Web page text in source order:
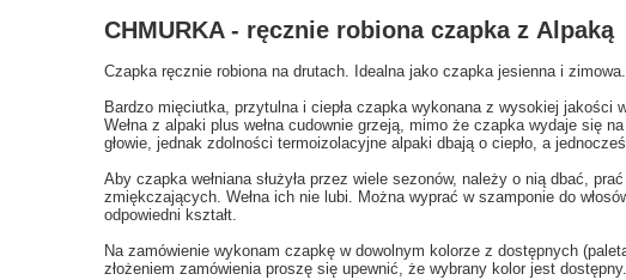
CHMURKA - ręcznie robiona czapka z Alpaką
Czapka ręcznie robiona na drutach. Idealna jako czapka jesienna i zimowa.
Bardzo mięciutka, przytulna i ciepła czapka wykonana z wysokiej jakości
Wełna z alpaki plus wełna cudownie grzeją, mimo że czapka wydaje się
głowie, jednak zdolności termoizolacyjne alpaki dbają o ciepło, a
Aby czapka wełniana służyła przez wiele sezonów, należy o nią dbać,
zmiękczających. Wełna ich nie lubi. Można wyprać w szamponie do
odpowiedni kształt.
Na zamówienie wykonam czapkę w dowolnym kolorze z dostępnych
złożeniem zamówienia proszę się upewnić, że wybrany kolor jest dostępny.